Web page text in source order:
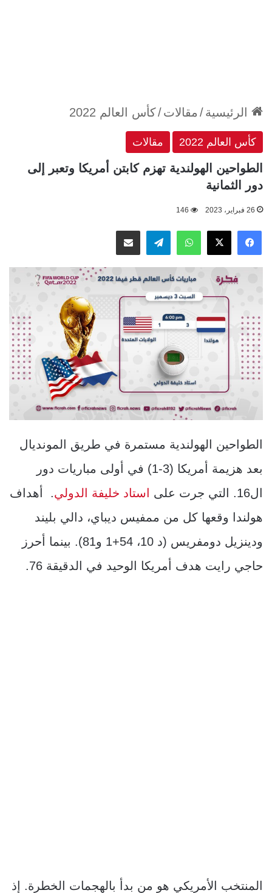
الرئيسية/ مقالات/كأس العالم 2022
كأس العالم 2022 مقالات
الطواحين الهولندية تهزم كابتن أمريكا وتعبر إلى
دور الثمانية
26 فبراير، 2023 146
فيسبوك
‫X واتسابتيلقراممشاركة عبر البريد
الطواحين الهولندية مستمرة في طريق المونديال
بعد هزيمة أمريكا (3-1) في أولى مباريات دور
ال16. التي جرت على
استاد خليفة الدولي. أهداف
هولندا وقعها كل من ممفيس ديباي، دالي بليند
ودينزيل دومفريس (د 10، 54+1 و81). بينما أحرز
حاجي رايت هدف أمريكا الوحيد في الدقيقة 76.
المنتخب الأمريكي هو من بدأ بالهجمات الخطرة. إذ